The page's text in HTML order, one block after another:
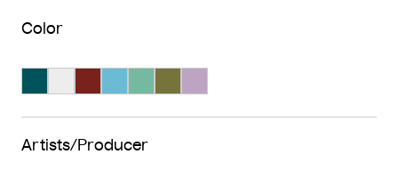
Color
Artists/Producer